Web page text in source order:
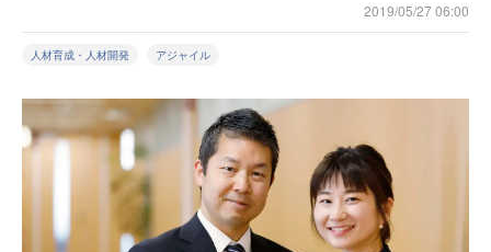
2019/05/27 06:00
人材育成・人材開発 アジャイル